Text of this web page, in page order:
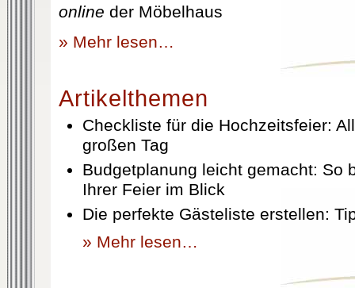
online der Möbelhaus
» Mehr lesen…
Artikelthemen
Checkliste für die Hochzeitsfeier:
großen Tag
Budgetplanung leicht gemacht: So
Ihrer Feier im Blick
Die perfekte Gästeliste erstellen:
» Mehr lesen…